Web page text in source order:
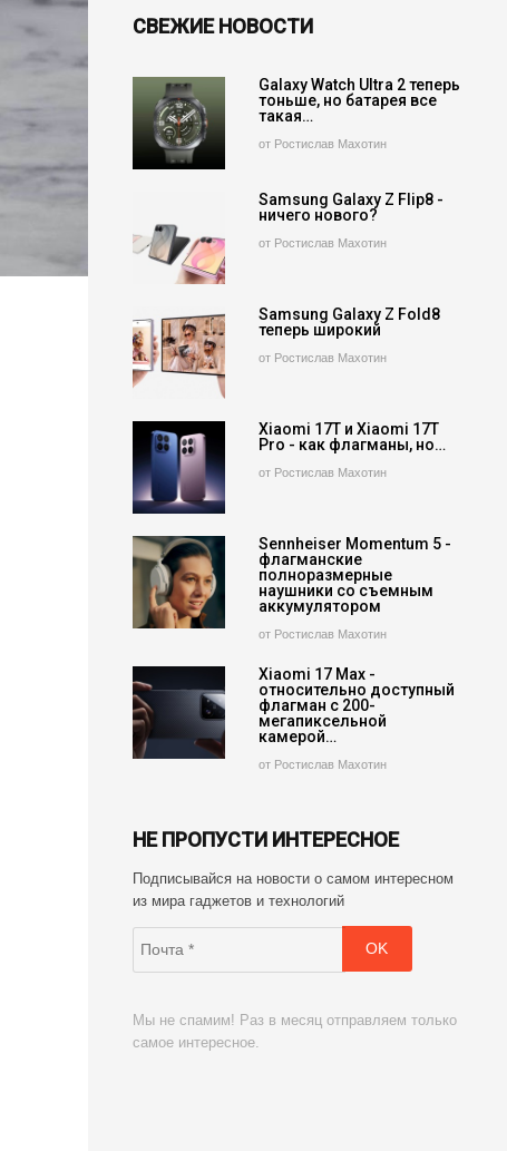
СВЕЖИЕ НОВОСТИ
Galaxy Watch Ultra 2 теперь
тоньше, но батарея все
такая…
от Ростислав Махотин
Samsung Galaxy Z Flip8 -
ничего нового?
от Ростислав Махотин
Samsung Galaxy Z Fold8
теперь широкий
от Ростислав Махотин
Xiaomi 17T и Xiaomi 17T
Pro - как флагманы, но…
от Ростислав Махотин
Sennheiser Momentum 5 -
флагманские
полноразмерные
наушники со съемным
аккумулятором
от Ростислав Махотин
Xiaomi 17 Max -
относительно доступный
флагман с 200-
мегапиксельной
камерой…
от Ростислав Махотин
НЕ ПРОПУСТИ ИНТЕРЕСНОЕ
Подписывайся на новости о самом интересном
из мира гаджетов и технологий
Мы не спамим! Раз в месяц отправляем только
самое интересное.